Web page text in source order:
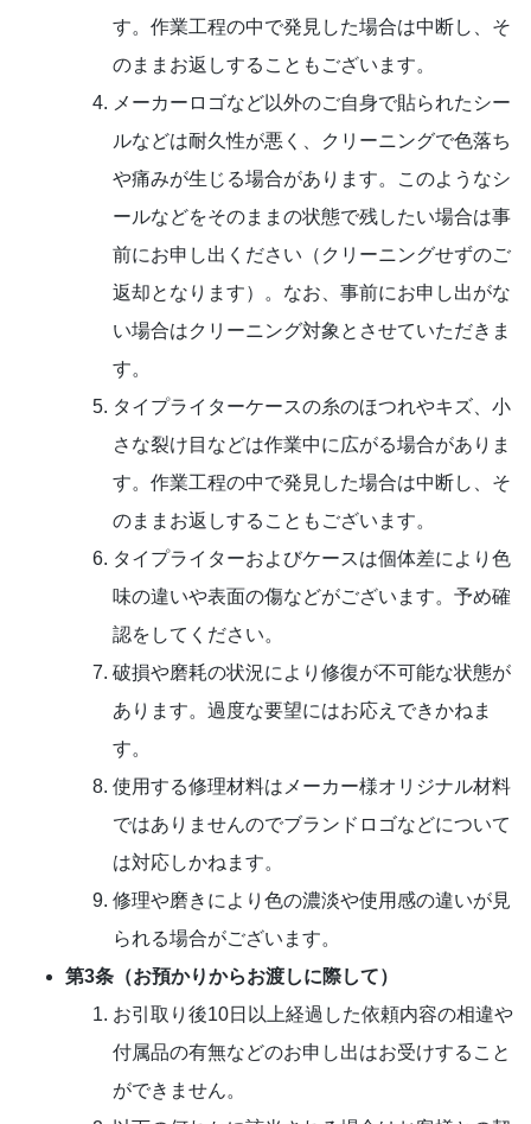
す。作業工程の中で発見した場合は中断し、そ
のままお返しすることもございます。
メーカーロゴなど以外のご自身で貼られたシー
ルなどは耐久性が悪く、クリーニングで色落ち
や痛みが生じる場合があります。このようなシ
ールなどをそのままの状態で残したい場合は事
前にお申し出ください（クリーニングせずのご
返却となります）。なお、事前にお申し出がな
い場合はクリーニング対象とさせていただきま
す。
タイプライターケースの糸のほつれやキズ、小
さな裂け目などは作業中に広がる場合がありま
す。作業工程の中で発見した場合は中断し、そ
のままお返しすることもございます。
タイプライターおよびケースは個体差により色
味の違いや表面の傷などがございます。予め確
認をしてください。
破損や磨耗の状況により修復が不可能な状態が
あります。過度な要望にはお応えできかねま
す。
使用する修理材料はメーカー様オリジナル材料
ではありませんのでブランドロゴなどについて
は対応しかねます。
修理や磨きにより色の濃淡や使用感の違いが見
られる場合がございます。
第3条（お預かりからお渡しに際して）
お引取り後10日以上経過した依頼内容の相違や
付属品の有無などのお申し出はお受けすること
ができません。